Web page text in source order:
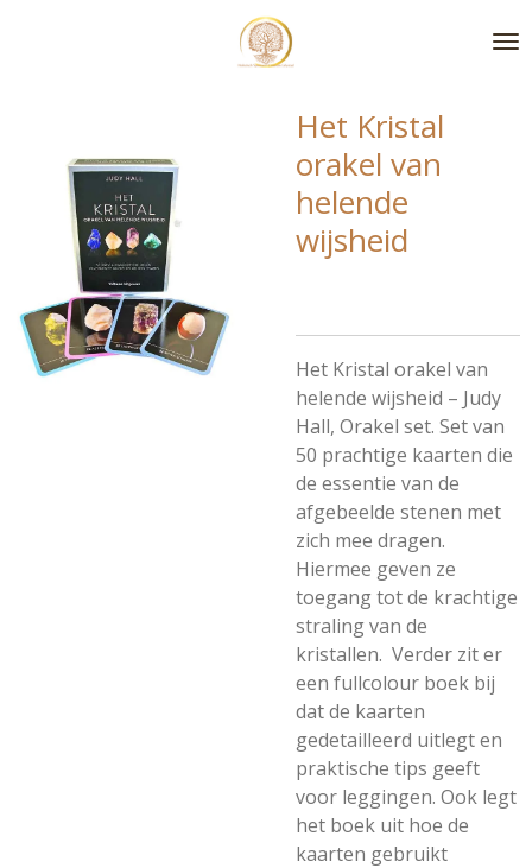
Het Kristal
orakel van
helende
wijsheid
Het Kristal orakel van
helende wijsheid – Judy
Hall, Orakel set. Set van
50 prachtige kaarten die
de essentie van de
afgebeelde stenen met
zich mee dragen.
Hiermee geven ze
toegang tot de krachtige
straling van de
kristallen. Verder zit er
een fullcolour boek bij
dat de kaarten
gedetailleerd uitlegt en
praktische tips geeft
voor leggingen. Ook legt
het boek uit hoe de
kaarten gebruikt